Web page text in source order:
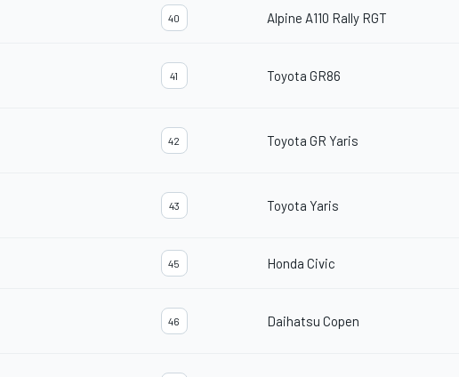
40 Alpine A110 Rally RGT
41 Toyota GR86
42 Toyota GR Yaris
43 Toyota Yaris
45 Honda Civic
46 Daihatsu Copen